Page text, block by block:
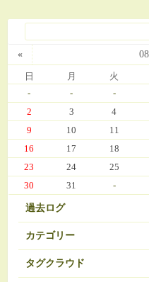
«
日 月 火
- - -
2
3 4
9
10 11
16
17 18
23
24 25
30
31 -
過去ログ
カテゴリー
伊豆 (303)
タグクラウド